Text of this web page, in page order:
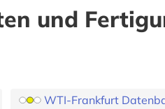
und
WTI-Frankfurt